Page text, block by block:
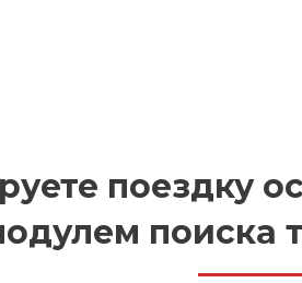
поездку
поиска